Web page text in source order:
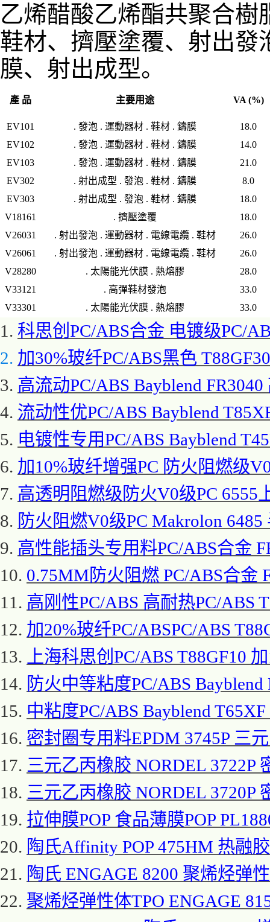
乙烯醋酸乙烯酯共聚合樹
鞋材、擠壓塗覆、射出發
膜、射出成型。
產 品 主要用途 VA (%)
EV101 . 發泡 . 運動器材 . 鞋材 . 鑄膜
18.0
EV102
. 發泡 . 運動器材 . 鞋材 . 鑄膜
14.0
EV103
. 發泡 . 運動器材 . 鞋材 . 鑄膜
21.0
EV302
. 射出成型 . 發泡 . 鞋材 . 鑄膜
8.0
EV303
. 射出成型 . 發泡 . 鞋材 . 鑄膜
18.0
V18161
. 擠壓塗覆
18.0
V26031
. 射出發泡 . 運動器材 . 電線電纜 . 鞋材
26.0
V26061
. 射出發泡 . 運動器材 . 電線電纜 . 鞋材
26.0
V28280
. 太陽能光伏膜 . 熱熔膠
28.0
V33121
. 高彈鞋材發泡
33.0
V33301
. 太陽能光伏膜 . 熱熔膠 33.0
1. 科思创 PC/ABS合金 电镀级PC/
2. 加30%玻纤PC/ABS黑色
3. 高流动PC/ABS Bayblend
4. 流动性优PC/ABS Bayblend
5. 电镀性专用PC/ABS Bayblend
6. 加10%玻纤增强PC 防火阻燃级
7. 高透明阻燃级防火V0级PC 6555
8. 防火阻燃V0级PC Makrolon
9. 高性能插头专用料PC/ABS合金
10. 0.75MM防火阻燃 PC/ABS合金
11. 高刚性PC/ABS 高耐热PC/ABS
12. 加20%玻纤PC/ABSPC/ABS
13.
上海科思创 PC/ABS T88GF10
14. 防火中等粘度PC/ABS
15. 中粘度PC/ABS Bayblend
16. 密封圈专用料EPDM 3745P 三
17. 三元乙丙橡胶 NORDEL 3722P
18. 三元乙丙橡胶 NORDEL 3720P
19. 拉伸膜POP 食品薄膜POP
20. 陶氏Affinity POP 475HM 热融
21. 陶氏 ENGAGE 8200 聚烯烃弹
22. 聚烯烃弹性体TPO ENGAGE